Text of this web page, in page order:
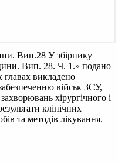
Вип.28 У збірнику
Вип. 28. Ч. 1.» подано
главах викладено
військ ЗСУ,
хірургічного і
клінічних
та методів лікування.